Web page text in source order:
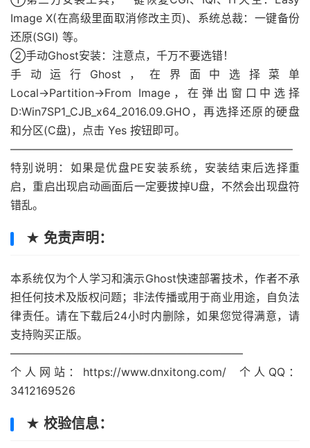
Image X(在高级里面取消修改主页)、系统总裁：一键备份
还原(SGI) 等。
②手动Ghost安装：注意点，千万不要选错！
手动运行Ghost，在界面中选择菜单
Local→Partition→From Image，在弹出窗口中选择
D:Win7SP1_CJB_x64_2016.09.GHO，再选择还原的硬盘
和分区(C盘)，点击 Yes 按钮即可。
—————————————————————————–
特别说明：如果是优盘PE安装系统，安装结束后选择重
启，重启出现启动画面后一定要拔掉U盘，不然会出现盘符
错乱。
★ 免责声明：
本系统仅为个人学习和演示Ghost快速部署技术，作者不承
担任何技术及版权问题；非法传播或用于商业用途，自负法
律责任。请在下载后24小时内删除，如果您觉得满意，请
支持购买正版。
—————————————————————
个人网站：https://www.dnxitong.com/ 个人QQ：
3412169526
★ 校验信息：